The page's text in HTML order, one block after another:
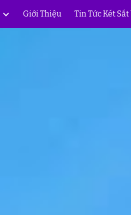
Skip to navigation
Giới Thiệu Tin Tức Két Sắt